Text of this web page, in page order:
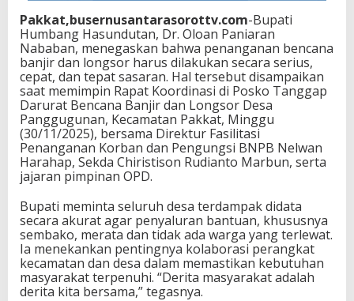
Pakkat,busernusantarasorottv.com-Bupati
Humbang Hasundutan, Dr. Oloan Paniaran
Nababan, menegaskan bahwa penanganan bencana
banjir dan longsor harus dilakukan secara serius,
cepat, dan tepat sasaran. Hal tersebut disampaikan
saat memimpin Rapat Koordinasi di Posko Tanggap
Darurat Bencana Banjir dan Longsor Desa
Panggugunan, Kecamatan Pakkat, Minggu
(30/11/2025), bersama Direktur Fasilitasi
Penanganan Korban dan Pengungsi BNPB Nelwan
Harahap, Sekda Chiristison Rudianto Marbun, serta
jajaran pimpinan OPD.
Bupati meminta seluruh desa terdampak didata
secara akurat agar penyaluran bantuan, khususnya
sembako, merata dan tidak ada warga yang terlewat.
Ia menekankan pentingnya kolaborasi perangkat
kecamatan dan desa dalam memastikan kebutuhan
masyarakat terpenuhi. “Derita masyarakat adalah
derita kita bersama,” tegasnya.